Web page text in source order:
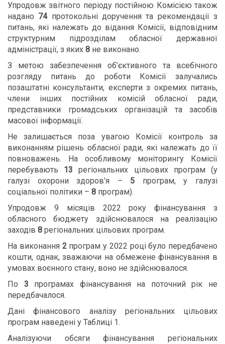
Упродовж звітного періоду постійною Комісією також
надано 74протокольні доручення та рекомендації з
питань, які належать до відання Комісії, відповідним
структурним підрозділам обласної державної
адміністрації, з яких 8 не виконано.
З метою забезпечення об’єктивного та всебічного
розгляду питань до роботи Комісії залучались
позаштатні консультанти, експерти з окремих питань,
члени інших постійних комісій обласної ради,
представники громадських організацій та засобів
масової інформації.
Не залишається поза увагою Комісії контроль за
виконанням рішень обласної ради, які належать до її
повноважень. На особливому моніторингу Комісії
перебувають 13 регіональних цільових програм (у
галузі охорони здоров’я – 5 програм, у галузі
соціальної політики – 8 програм).
Упродовж 9 місяців 2022 року фінансування з
обласного бюджету здійснювалося на реалізацію
заходів 8 регіональних цільових програм.
На виконання 2програм у 2022 році було передбачено
кошти, однак, зважаючи на обмежене фінансування в
умовах воєнного стану, воно не здійснювалося.
По 3 програмах фінансування на поточний рік не
передбачалося.
Дані фінансового аналізу регіональних цільових
програм наведені у Таблиці 1.
Аналізуючи обсяги фінансування регіональних